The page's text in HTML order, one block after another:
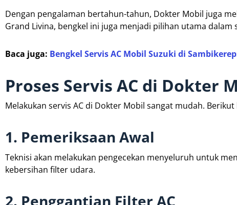
Dengan pengalaman bertahun-tahun, Dokter Mobil juga
Grand Livina, bengkel ini juga menjadi pilihan utama dalam
Baca juga: Bengkel Servis AC Mobil Suzuki di
Proses Servis AC di Dokter
Melakukan servis AC di Dokter Mobil sangat mudah.
1. Pemeriksaan Awal
Teknisi akan melakukan pengecekan menyeluruh untuk
kebersihan filter udara.